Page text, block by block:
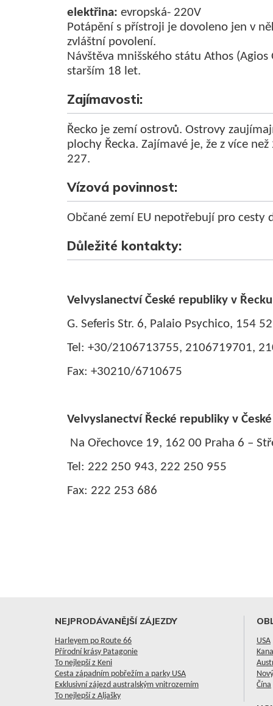
elektřina: evropská- 220V
Potápění s přístroji je dovoleno jen v
zvláštní povolení.
Návštěva mnišského státu Athos
starším 18 let.
Zajímavosti:
Řecko je zemí ostrovů. Ostrovy
plochy Řecka. Zajímavé je, že z více
227.
Vízová povinnost:
Občané zemí EU nepotřebují pro cesty
Důležité kontakty:
Velvyslanectví České republiky v Řecku
G. Seferis Str. 6, Palaio Psychico, 154
Tel: +30/2106713755, 2106719701,
Fax: +30210/6710675
Velvyslanectví Řecké republiky v
Na Ořechovce 19, 162 00 Praha 6 –
Tel: 222 250 943, 222 250 955
Fax: 222 253 686
NEJPRODÁVANĚJŠÍ ZÁJEZDY
Harleyem po Route 66
Přírodní krásy Patagonie
To nejlepší z Keni
Cesta západním pobřežím a parky USA
Exklusivní zájezd australským vnitrozemím
To nejlepší z Aljašky
USA
Čína